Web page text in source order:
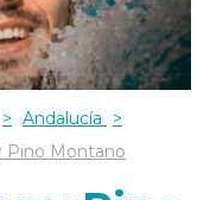
Andalucía
Pino Montano